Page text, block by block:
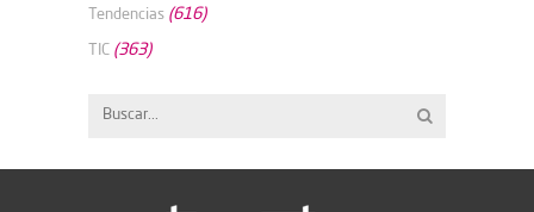
Tendencias (616)
TIC (363)